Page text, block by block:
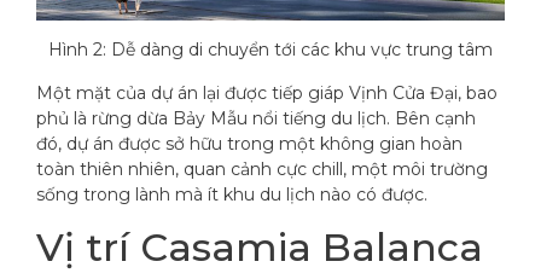
Hình 2: Dễ dàng di chuyển tới các khu vực trung tâm
Một mặt của dự án lại được tiếp giáp Vịnh Cửa Đại, bao
phủ là rừng dừa Bảy Mẫu nổi tiếng du lịch. Bên cạnh
đó, dự án được sở hữu trong một không gian hoàn
toàn thiên nhiên, quan cảnh cực chill, một môi trường
sống trong lành mà ít khu du lịch nào có được.
Vị trí Casamia Balanca